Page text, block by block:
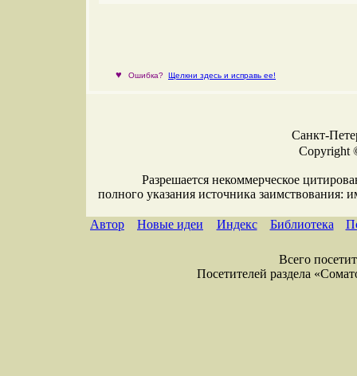
♥ Ошибка? Щелкни здесь и исправь ее!
Санкт-
Copyright
Разрешается некоммерческое
полного указания источника заимствования:
Автор Новые идеи Индекс Библиотека
Всего
Посетителей раздела